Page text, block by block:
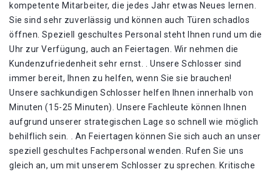
kompetente Mitarbeiter, die jedes Jahr etwas Neues lernen.
Sie sind sehr zuverlässig und können auch Türen schadlos
öffnen. Speziell geschultes Personal steht Ihnen rund um die
Uhr zur Verfügung, auch an Feiertagen. Wir nehmen die
Kundenzufriedenheit sehr ernst. . Unsere Schlosser sind
immer bereit, Ihnen zu helfen, wenn Sie sie brauchen!
Unsere sachkundigen Schlosser helfen Ihnen innerhalb von
Minuten (15-25 Minuten). Unsere Fachleute können Ihnen
aufgrund unserer strategischen Lage so schnell wie möglich
behilflich sein. . An Feiertagen können Sie sich auch an unser
speziell geschultes Fachpersonal wenden. Rufen Sie uns
gleich an, um mit unserem Schlosser zu sprechen. Kritische